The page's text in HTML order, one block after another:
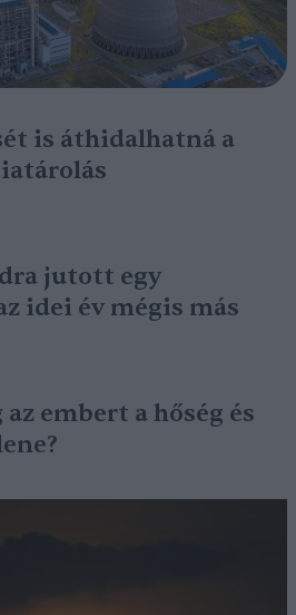
is áthidalhatná a
jutott egy
idei év mégis más
embert a hőség és